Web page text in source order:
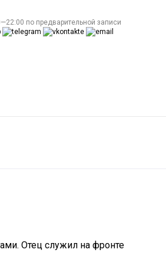
по предварительной записи
Отец служил на фронте